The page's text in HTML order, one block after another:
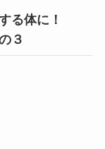
る体に！
３